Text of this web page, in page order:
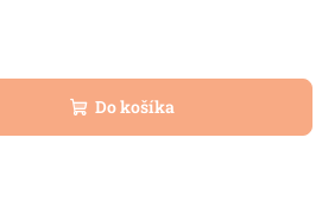
Do košíka